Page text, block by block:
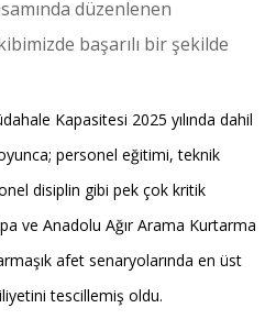
düzenlenen
başarılı bir şekilde
Kapasitesi 2025 yılında dahil
personel eğitimi, teknik
disiplin gibi pek çok kritik
ve Anadolu Ağır Arama Kurtarma
afet senaryolarında en üst
tescillemiş oldu.